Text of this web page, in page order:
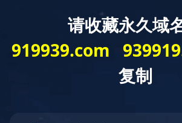
设为J9（中国）一站式服务平台 / 加